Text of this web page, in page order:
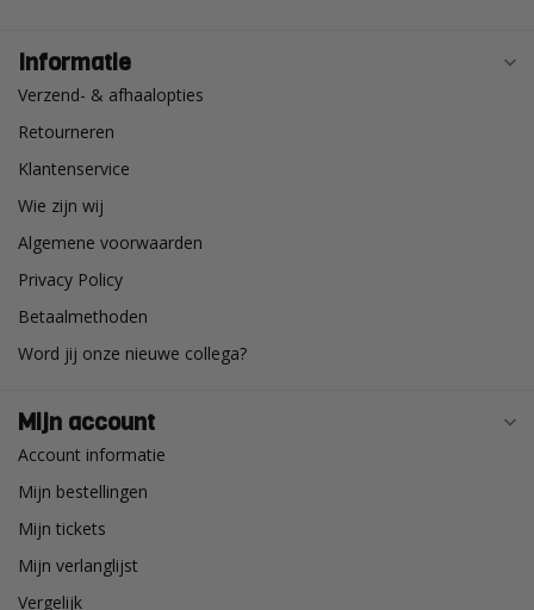
Informatie
Verzend- & afhaalopties
Retourneren
Klantenservice
Wie zijn wij
Algemene voorwaarden
Privacy Policy
Betaalmethoden
Word jij onze nieuwe collega?
Mijn account
Account informatie
Mijn bestellingen
Mijn tickets
Mijn verlanglijst
Vergelijk